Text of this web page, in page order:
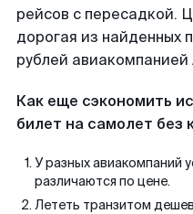
рейсов с пересадкой.
дорогая из найденных
рублей
Как еще сэкономить
билет на самолет без
У разных авиакомпаний
различаются по цене.
Лететь транзитом